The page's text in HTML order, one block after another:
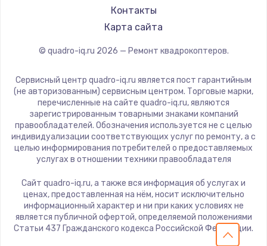
Заказать
1300 руб.
Заказать
Техобслуживание
900 руб.
Заказать
1300 руб.
Заказать
Прошивка
Контакты
Карта сайта
© quadro-iq.ru 2026 — Ремонт квадрокоптеров.
Сервисный центр quadro-iq.ru является пост гарантийным
(не авторизованным) сервисным центром. Торговые марки,
перечисленные на сайте quadro-iq.ru, являются
зарегистрированным товарными знаками компаний
правообладателей. Обозначения используется не с целью
индивидуализации соответствующих услуг по ремонту, а с
целью информирования потребителей о предоставляемых
услугах в отношении техники правообладателя
Сайт quadro-iq.ru, а также вся информация об услугах и
ценах, предоставленная на нём, носит исключительно
информационный характер и ни при каких условиях не
является публичной офертой, определяемой положениями
Статьи 437 Гражданского кодекса Российской Федерации.